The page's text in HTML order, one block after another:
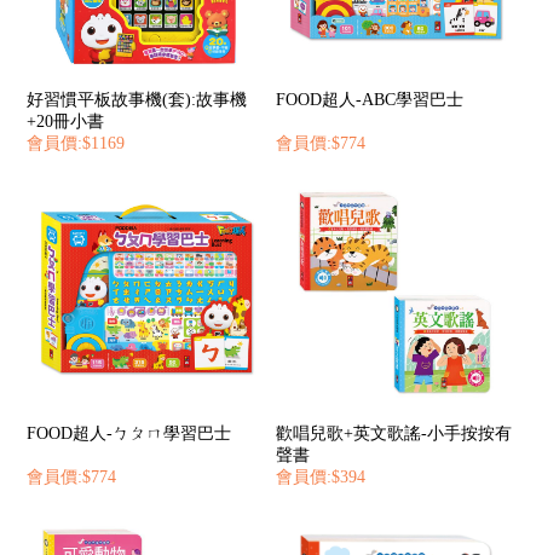
好習慣平板故事機(套):故事機
+20冊小書
會員價:$1169
FOOD超人-ABC學習巴士
會員價:$774
FOOD超人-ㄅㄆㄇ學習巴士
會員價:$774
歡唱兒歌+英文歌謠-小手按按有
聲書
會員價:$394